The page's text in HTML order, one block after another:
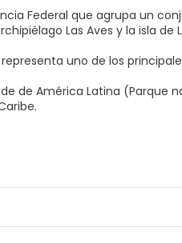
Federal que agrupa un
Las Aves y la isla de
uno de los
de América Latina (Parque